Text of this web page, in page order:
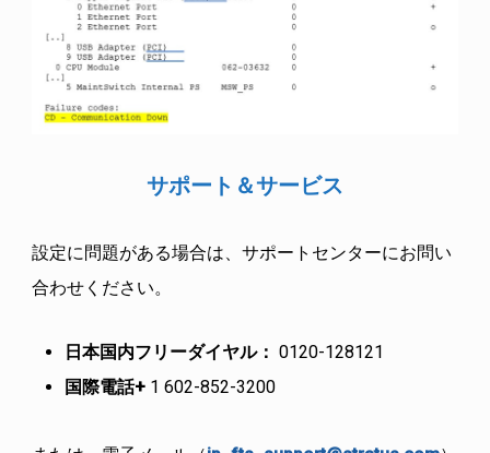
サポート＆サービス
設定に問題がある場合は、サポートセンターにお問い
合わせください。
日本国内フリーダイヤル：0120-128121
国際電話+ 1 602-852-3200